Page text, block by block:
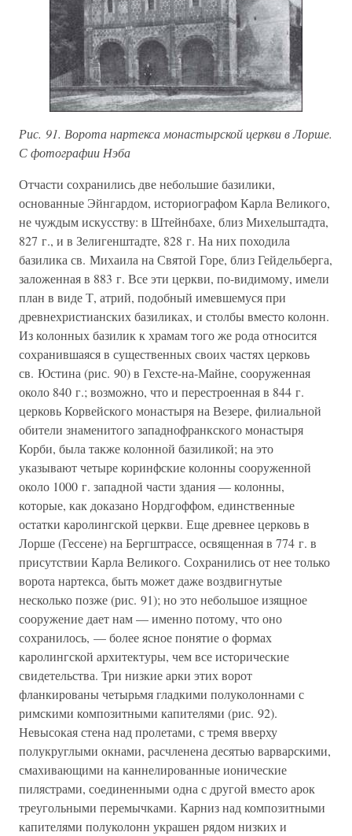
Рис. 91. Ворота нартекса монастырской церкви в Лорше.
С фотографии Нэба
Отчасти сохранились две небольшие базилики,
основанные Эйнгардом, историографом Карла Великого,
не чуждым искусству: в Штейнбахе, близ Михельштадта,
827 г., и в Зелигенштадте, 828 г. На них походила
базилика св. Михаила на Святой Горе, близ Гейдельберга,
заложенная в 883 г. Все эти церкви, по-видимому, имели
план в виде Т, атрий, подобный имевшемуся при
древнехристианских базиликах, и столбы вместо колонн.
Из колонных базилик к храмам того же рода относится
сохранившаяся в существенных своих частях церковь
св. Юстина (рис. 90) в Гехсте-на-Майне, сооруженная
около 840 г.; возможно, что и перестроенная в 844 г.
церковь Корвейского монастыря на Везере, филиальной
обители знаменитого западнофранкского монастыря
Корби, была также колонной базиликой; на это
указывают четыре коринфские колонны сооруженной
около 1000 г. западной части здания — колонны,
которые, как доказано Нордгоффом, единственные
остатки каролингской церкви. Еще древнее церковь в
Лорше (Гессене) на Бергштрассе, освященная в 774 г. в
присутствии Карла Великого. Сохранились от нее только
ворота нартекса, быть может даже воздвигнутые
несколько позже (рис. 91); но это небольшое изящное
сооружение дает нам — именно потому, что оно
сохранилось, — более ясное понятие о формах
каролингской архитектуры, чем все исторические
свидетельства. Три низкие арки этих ворот
фланкированы четырьмя гладкими полуколоннами с
римскими композитными капителями (рис. 92).
Невысокая стена над пролетами, с тремя вверху
полукруглыми окнами, расчленена десятью варварскими,
смахивающими на каннелированные ионические
пилястрами, соединенными одна с другой вместо арок
треугольными перемычками. Карниз над композитными
капителями полуколонн украшен рядом низких и